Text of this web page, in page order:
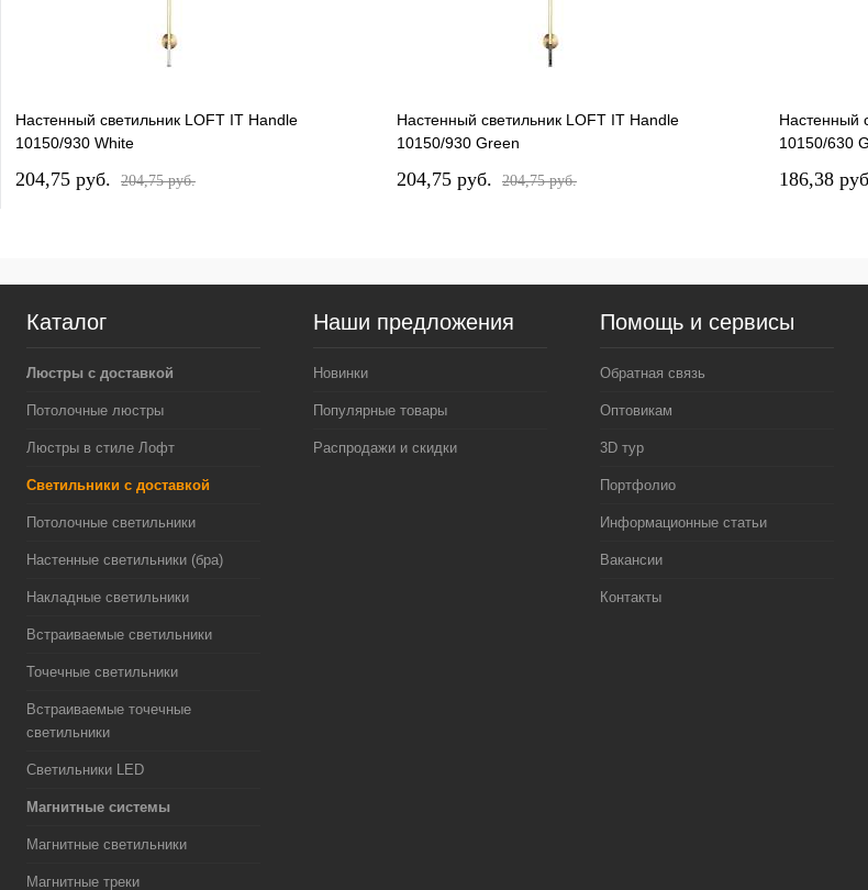
Настенный светильник LOFT IT Handle
10150/930 White
204,75 pуб. 204,75 pуб.
Настенный светильник LOFT IT Handle
10150/930 Green
204,75 pуб. 204,75 pуб.
Настенный
10150/630
186,38
Каталог
Люстры с доставкой
Потолочные люстры
Люстры в стиле Лофт
Светильники с доставкой
Потолочные светильники
Настенные светильники (бра)
Накладные светильники
Встраиваемые светильники
Точечные светильники
Встраиваемые точечные
светильники
Светильники LED
Магнитные системы
Магнитные светильники
Магнитные треки
Наши предложения
Новинки
Популярные товары
Распродажи и скидки
Помощь и сервисы
Обратная связь
Оптовикам
3D тур
Портфолио
Информационные статьи
Вакансии
Контакты